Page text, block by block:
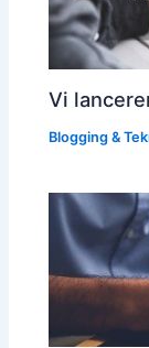
Vi
Blogging &